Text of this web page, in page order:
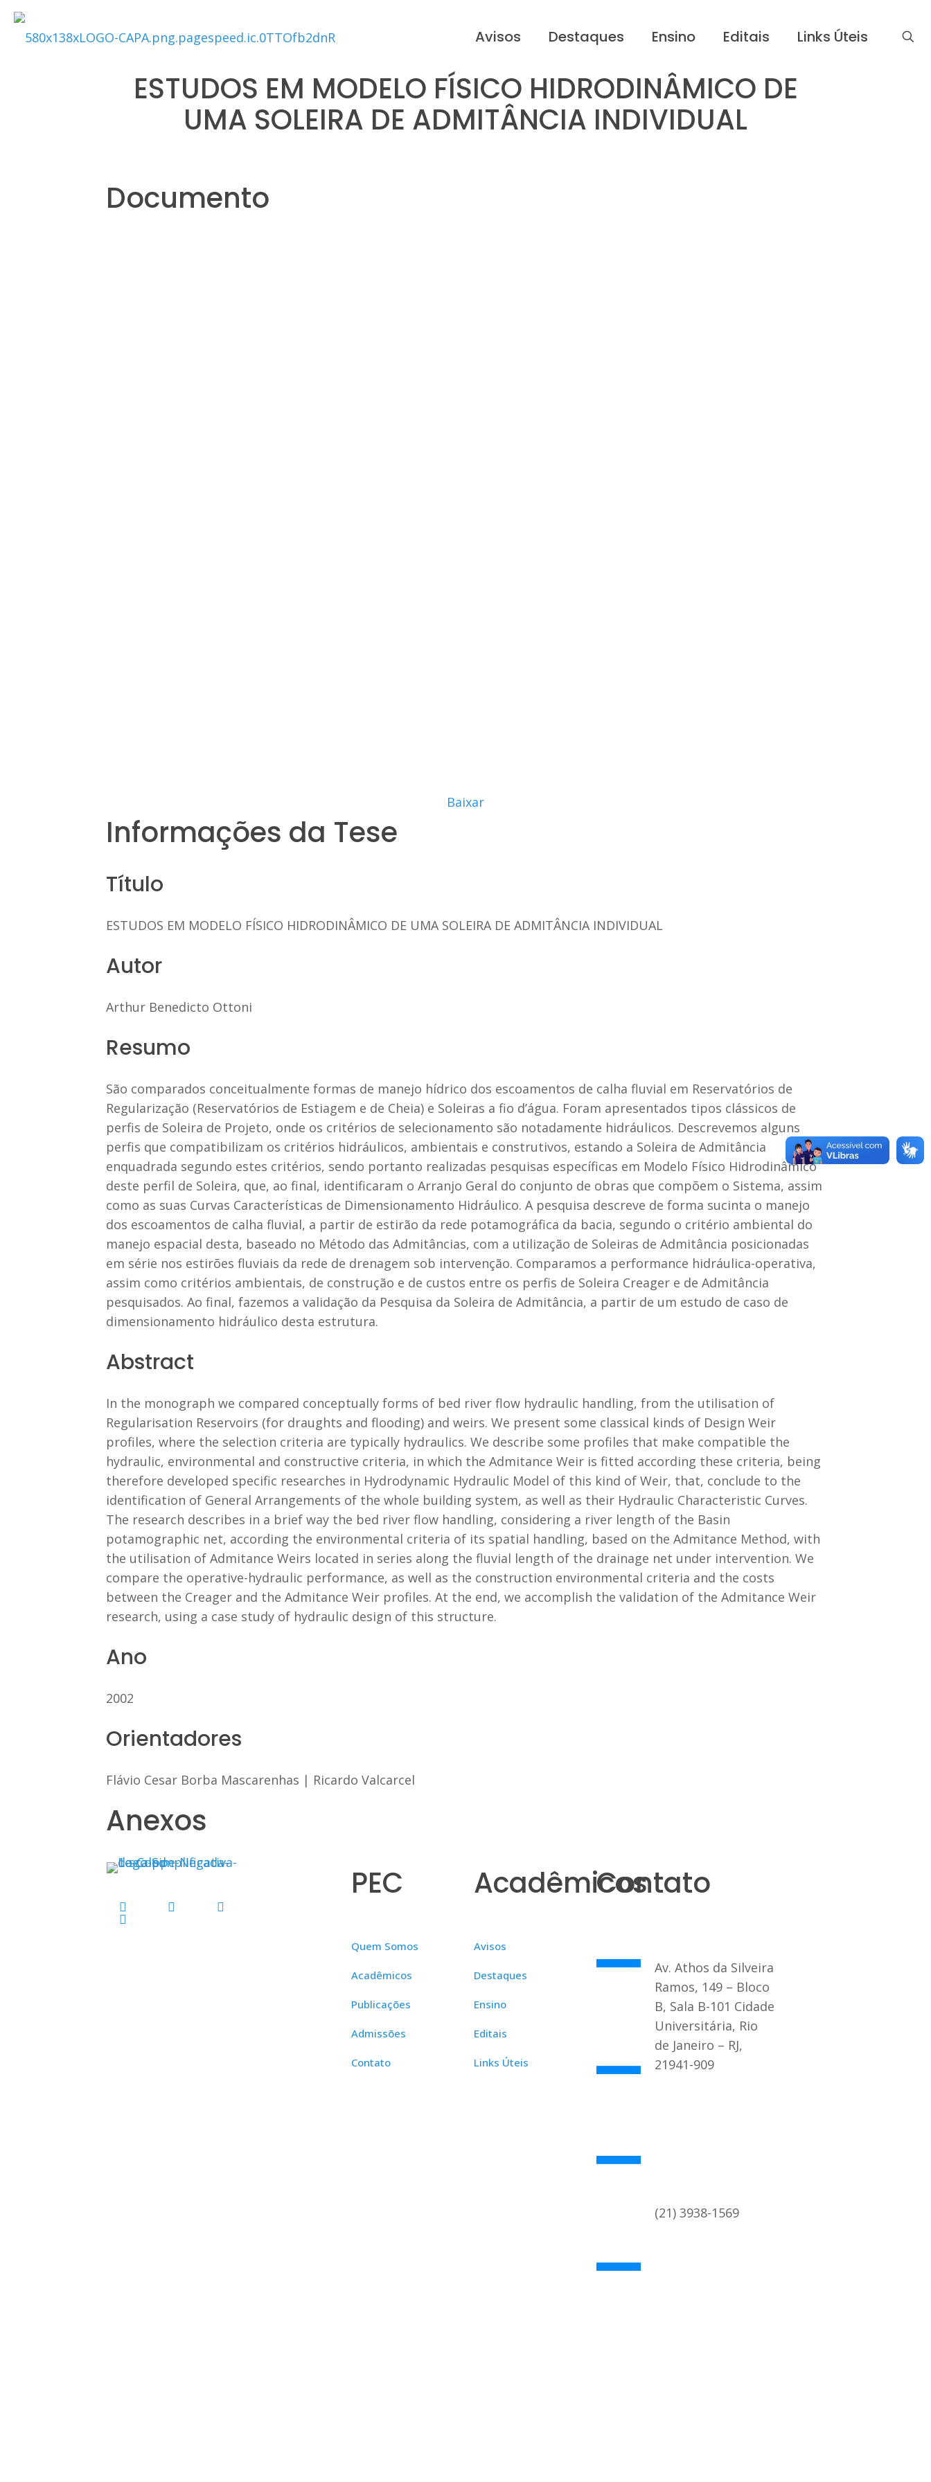
Avisos Destaques Ensino Editais Links Úteis
ESTUDOS EM MODELO FÍSICO HIDRODINÂMICO DE
UMA SOLEIRA DE ADMITÂNCIA INDIVIDUAL
Documento
Baixar
Informações da Tese
Título
ESTUDOS EM MODELO FÍSICO HIDRODINÂMICO DE UMA SOLEIRA DE ADMITÂNCIA INDIVIDUAL
Autor
Arthur Benedicto Ottoni
Resumo
São comparados conceitualmente formas de manejo hídrico dos escoamentos de calha fluvial em Reservatórios de
Regularização (Reservatórios de Estiagem e de Cheia) e Soleiras a fio d’água. Foram apresentados tipos clássicos de
perfis de Soleira de Projeto, onde os critérios de selecionamento são notadamente hidráulicos. Descrevemos alguns
perfis que compatibilizam os critérios hidráulicos, ambientais e construtivos, estando a Soleira de Admitância
enquadrada segundo estes critérios, sendo portanto realizadas pesquisas específicas em Modelo Físico Hidrodinâmico
deste perfil de Soleira, que, ao final, identificaram o Arranjo Geral do conjunto de obras que compõem o Sistema, assim
como as suas Curvas Características de Dimensionamento Hidráulico. A pesquisa descreve de forma sucinta o manejo
dos escoamentos de calha fluvial, a partir de estirão da rede potamográfica da bacia, segundo o critério ambiental do
manejo espacial desta, baseado no Método das Admitâncias, com a utilização de Soleiras de Admitância posicionadas
em série nos estirões fluviais da rede de drenagem sob intervenção. Comparamos a performance hidráulica-operativa,
assim como critérios ambientais, de construção e de custos entre os perfis de Soleira Creager e de Admitância
pesquisados. Ao final, fazemos a validação da Pesquisa da Soleira de Admitância, a partir de um estudo de caso de
dimensionamento hidráulico desta estrutura.
Abstract
In the monograph we compared conceptually forms of bed river flow hydraulic handling, from the utilisation of
Regularisation Reservoirs (for draughts and flooding) and weirs. We present some classical kinds of Design Weir
profiles, where the selection criteria are typically hydraulics. We describe some profiles that make compatible the
hydraulic, environmental and constructive criteria, in which the Admitance Weir is fitted according these criteria, being
therefore developed specific researches in Hydrodynamic Hydraulic Model of this kind of Weir, that, conclude to the
identification of General Arrangements of the whole building system, as well as their Hydraulic Characteristic Curves.
The research describes in a brief way the bed river flow handling, considering a river length of the Basin
potamographic net, according the environmental criteria of its spatial handling, based on the Admitance Method, with
the utilisation of Admitance Weirs located in series along the fluvial length of the drainage net under intervention. We
compare the operative-hydraulic performance, as well as the construction environmental criteria and the costs
between the Creager and the Admitance Weir profiles. At the end, we accomplish the validation of the Admitance Weir
research, using a case study of hydraulic design of this structure.
Ano
2002
Orientadores
Flávio Cesar Borba Mascarenhas | Ricardo Valcarcel
Anexos
PEC
Quem Somos
Acadêmicos
Publicações
Admissões
Contato
Acadêmicos
Avisos
Destaques
Ensino
Editais
Links Úteis
Contato
Av. Athos da Silveira
Ramos, 149 – Bloco
B, Sala B-101 Cidade
Universitária, Rio
de Janeiro – RJ,
21941-909
(21) 3938-1569